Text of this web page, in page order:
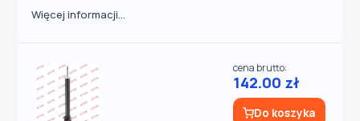
Więcej informacji...
cena brutto:
142.00 zł
Do koszyka